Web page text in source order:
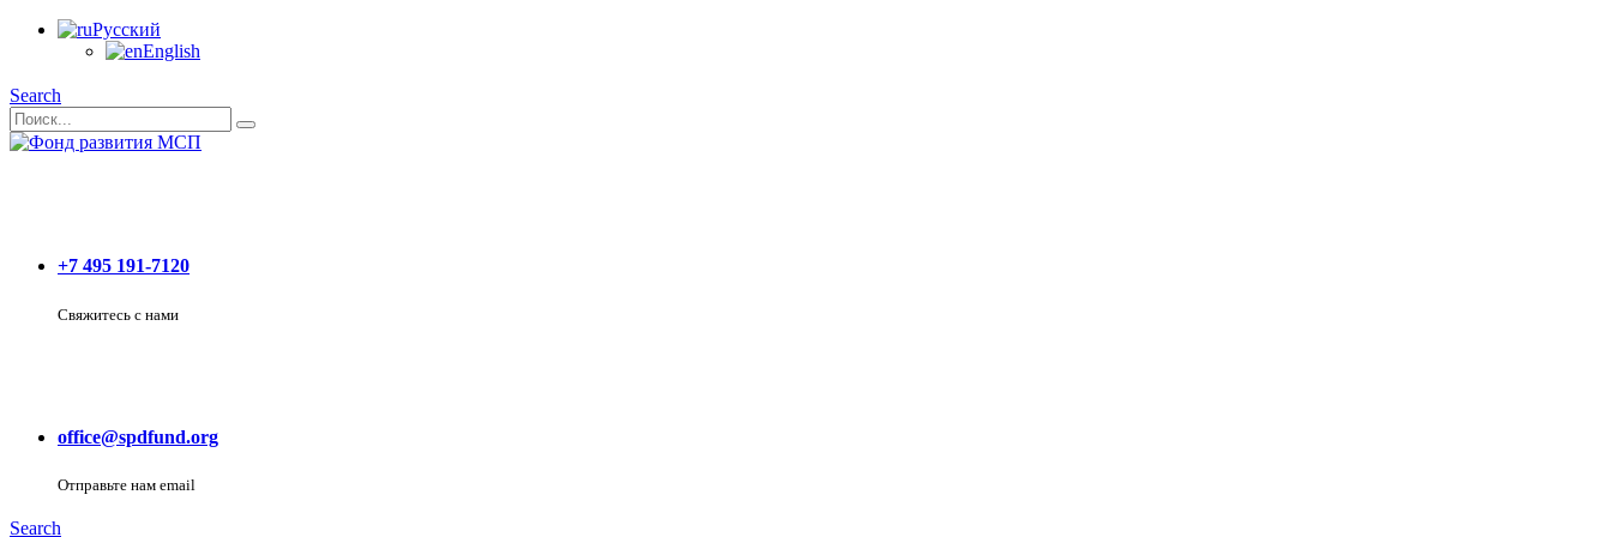
Русский
English
Search
+7 495 191-7120
Свяжитесь с нами
office@spdfund.org
Отправьте нам email
Search